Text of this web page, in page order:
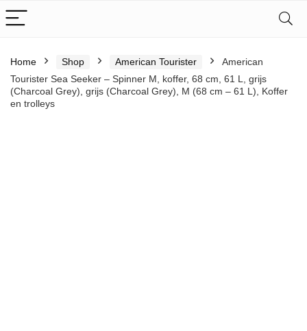
Home Shop American Tourister
American
Tourister Sea Seeker – Spinner M, koffer, 68 cm, 61 L, grijs
(Charcoal Grey), grijs (Charcoal Grey), M (68 cm – 61 L), Koffer
en trolleys